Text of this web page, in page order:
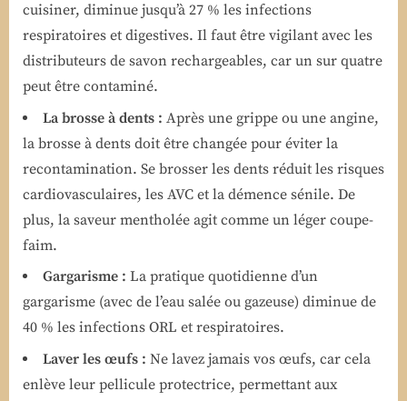
cuisiner, diminue jusqu’à 27 % les infections
respiratoires et digestives. Il faut être vigilant avec les
distributeurs de savon rechargeables, car un sur quatre
peut être contaminé.
La brosse à dents : Après une grippe ou une angine,
la brosse à dents doit être changée pour éviter la
recontamination. Se brosser les dents réduit les risques
cardiovasculaires, les AVC et la démence sénile. De
plus, la saveur mentholée agit comme un léger coupe-
faim.
Gargarisme : La pratique quotidienne d’un
gargarisme (avec de l’eau salée ou gazeuse) diminue de
40 % les infections ORL et respiratoires.
Laver les œufs : Ne lavez jamais vos œufs, car cela
enlève leur pellicule protectrice, permettant aux